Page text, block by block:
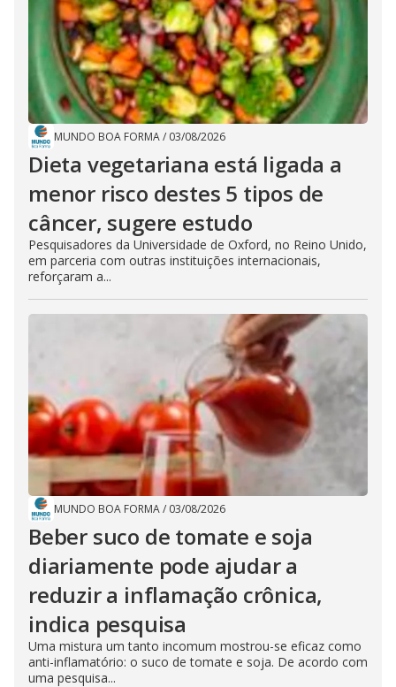
MUNDO BOA FORMA/ 03/08/2026
Dieta vegetariana está ligada a
menor risco destes 5 tipos de
câncer, sugere estudo
Pesquisadores da Universidade de Oxford, no Reino Unido,
em parceria com outras instituições internacionais,
reforçaram a...
MUNDO BOA FORMA/ 03/08/2026
Beber suco de tomate e soja
diariamente pode ajudar a
reduzir a inflamação crônica,
indica pesquisa
Uma mistura um tanto incomum mostrou-se eficaz como
anti-inflamatório: o suco de tomate e soja. De acordo com
uma pesquisa...